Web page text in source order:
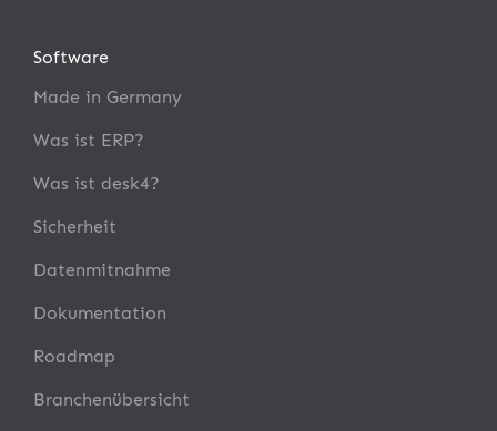
Software
Made in Germany
Was ist ERP?
Was ist desk4?
Sicherheit
Datenmitnahme
Dokumentation
Roadmap
Branchenübersicht